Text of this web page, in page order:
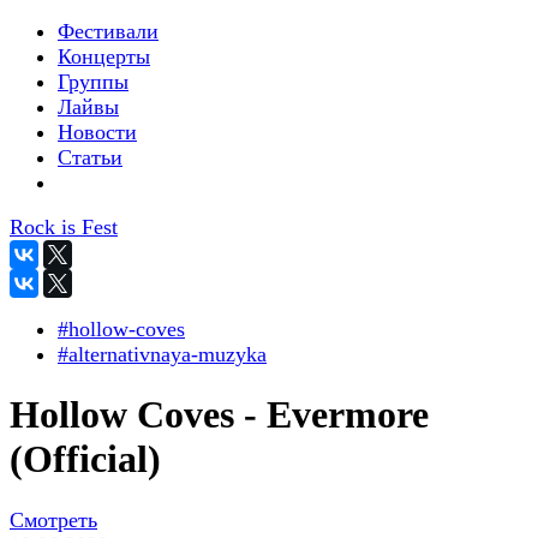
Фестивали
Концерты
Группы
Лайвы
Новости
Статьи
Rock is Fest
#hollow-coves
#alternativnaya-muzyka
Hollow Coves - Evermore
(Official)
Смотреть